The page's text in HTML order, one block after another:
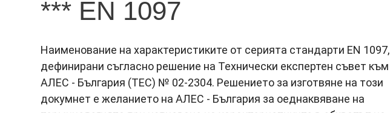
*** EN 1097
Наименование на характеристиките от серията стандарти EN 1097,
дефинирани съгласно решение на Технически експертен съвет към
АЛЕС - България (ТЕС) № 02-2304. Решението за изготвяне на този
докумнет е желанието на АЛЕС - България за оеднаквяване на